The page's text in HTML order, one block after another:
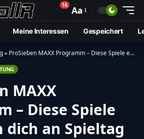
🔔16 Aa
Meine Interessen Gespeichert
» ProSieben MAXX Programm – Diese Spiele erwarten dich an Spieltag 5
MAXX
– Diese Spiele
an Spieltag